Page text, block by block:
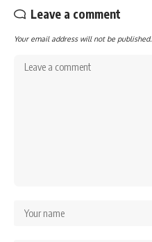
Leave a comment
Your email address will not be published.